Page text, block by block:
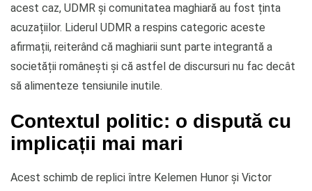
acest caz, UDMR și comunitatea maghiară au fost ținta
acuzațiilor. Liderul UDMR a respins categoric aceste
afirmații, reiterând că maghiarii sunt parte integrantă a
societății românești și că astfel de discursuri nu fac decât
să alimenteze tensiunile inutile.
Contextul politic: o dispută cu
implicații mai mari
Acest schimb de replici între Kelemen Hunor și Victor